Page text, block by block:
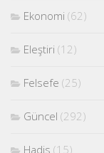
Ekonomi (62)
Eleştiri (12)
Felsefe (25)
Güncel (292)
Hadis (15)